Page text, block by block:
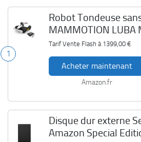
1
Robot Tondeuse
MAMMOTION LUBA
Tarif Vente Flash à 1399,00 €
Acheter maintenant
Amazon.fr
Disque dur externe
Amazon Special